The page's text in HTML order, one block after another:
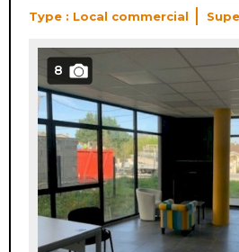
Type : Local commercial
8